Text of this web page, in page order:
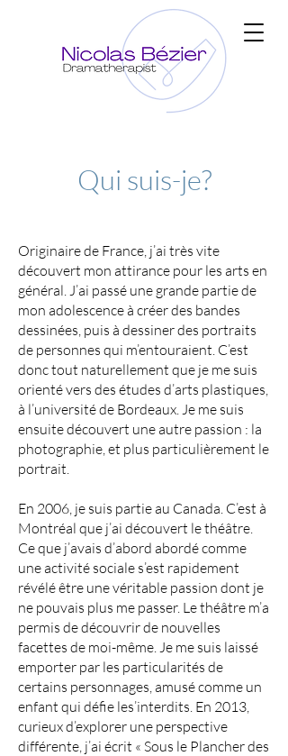
Qui suis-je?
Originaire de France, j’ai très vite
découvert mon attirance pour les arts en
général. J’ai passé une grande partie de
mon adolescence à créer des bandes
dessinées, puis à dessiner des portraits
de personnes qui m’entouraient. C’est
donc tout naturellement que je me suis
orienté vers des études d’arts plastiques,
à l’université de Bordeaux. Je me suis
ensuite découvert une autre passion : la
photographie, et plus particulièrement le
portrait.
En 2006, je suis partie au Canada. C’est à
Montréal que j’ai découvert le théâtre.
Ce que j’avais d’abord abordé comme
une activité sociale s’est rapidement
révélé être une véritable passion dont je
ne pouvais plus me passer. Le théâtre m’a
permis de découvrir de nouvelles
facettes de moi-même. Je me suis laissé
emporter par les particularités de
certains personnages, amusé comme un
enfant qui défie les’interdits. En 2013,
curieux d’explorer une perspective
différente, j’ai écrit « Sous le Plancher des